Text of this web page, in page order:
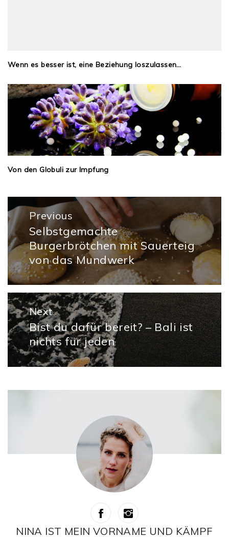
Wenn es besser ist, eine Beziehung loszulassen…
Von den Globuli zur Impfung
Beitragsnavigation
Previous
Previous
post:
Selbstgemachte
Burgerbrötchen mit Sauerteig
von das Mundwerk
Next
Next
post:
Bist du dafür bereit? – Bali ist
nichts für jeden
NINA IST MEIN VORNAME UND KÄMPF